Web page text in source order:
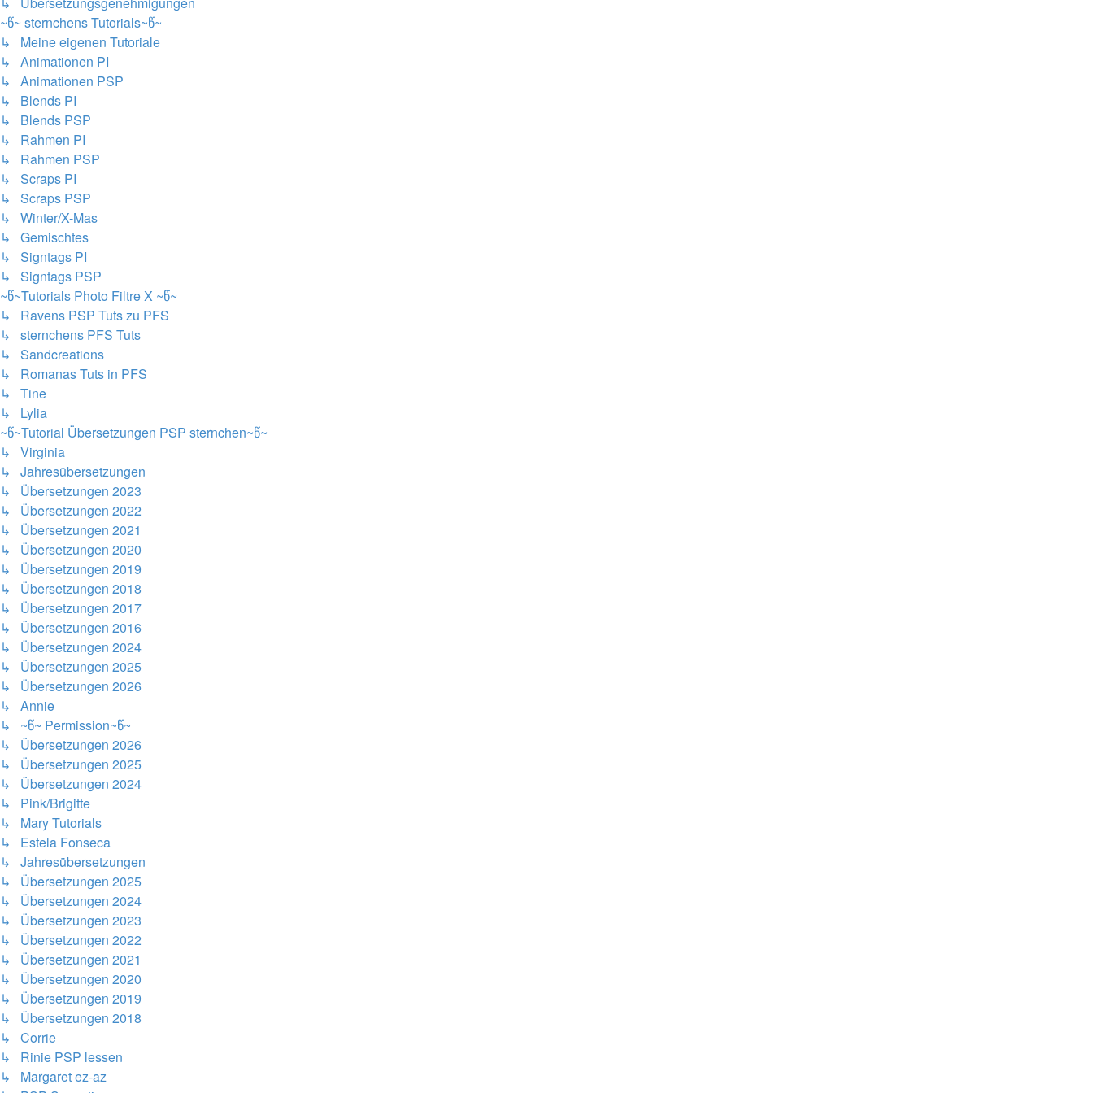
~წ~ sternchens Tutorials~წ~
↳ Meine eigenen Tutoriale
↳ Animationen PI
↳ Animationen PSP
↳ Blends PI
↳ Blends PSP
↳ Rahmen PI
↳ Rahmen PSP
↳ Scraps PI
↳ Scraps PSP
↳ Winter/X-Mas
↳ Gemischtes
↳ Signtags PI
↳ Signtags PSP
~წ~Tutorials Photo Filtre X ~წ~
↳ Ravens PSP Tuts zu PFS
↳ sternchens PFS Tuts
↳ Sandcreations
↳ Romanas Tuts in PFS
↳ Tine
↳ Lylia
~წ~Tutorial Übersetzungen PSP sternchen~წ~
↳ Virginia
↳ Jahresübersetzungen
↳ Übersetzungen 2023
↳ Übersetzungen 2022
↳ Übersetzungen 2021
↳ Übersetzungen 2020
↳ Übersetzungen 2019
↳ Übersetzungen 2018
↳ Übersetzungen 2017
↳ Übersetzungen 2016
↳ Übersetzungen 2024
↳ Übersetzungen 2025
↳ Übersetzungen 2026
↳ Annie
↳ ~წ~ Permission~წ~
↳ Übersetzungen 2026
↳ Übersetzungen 2025
↳ Übersetzungen 2024
↳ Pink/Brigitte
↳ Mary Tutorials
↳ Estela Fonseca
↳ Jahresübersetzungen
↳ Übersetzungen 2025
↳ Übersetzungen 2024
↳ Übersetzungen 2023
↳ Übersetzungen 2022
↳ Übersetzungen 2021
↳ Übersetzungen 2020
↳ Übersetzungen 2019
↳ Übersetzungen 2018
↳ Corrie
↳ Rinie PSP lessen
↳ Margaret ez-az